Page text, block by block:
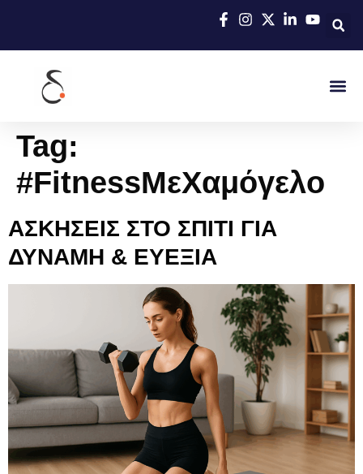
Tag:
#FitnessΜεΧαμόγελο
ΑΣΚΗΣΕΙΣ ΣΤΟ ΣΠΙΤΙ ΓΙΑ
ΔΥΝΑΜΗ & ΕΥΕΞΙΑ